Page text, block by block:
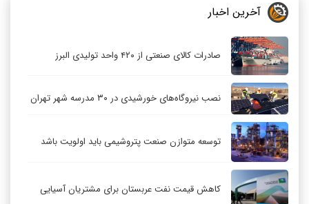
آخرین اخبار
صادرات کالای صنعتی از ۴۲۰ واحد تولیدی البرز
نصب نیروگاه‌های خورشیدی در ۳۰ مدرسه شهر تهران
توسعه متوازن صنعت پتروشیمی باید اولویت باشد
کاهش قیمت نفت عربستان برای مشتریان آسیایی